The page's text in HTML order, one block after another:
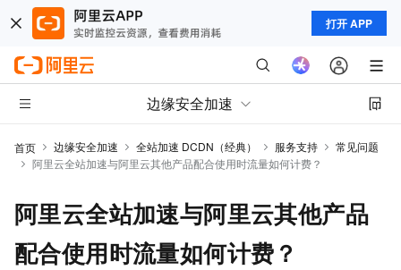
打开 APP
边缘安全加速
首页 边缘安全加速 全站加速 DCDN（经典） 服务支持
常见问题
阿里云全站加速与阿里云其他产品配合使用时流量如何计费？
阿里云全站加速与阿里云其他产品
配合使用时流量如何计费？